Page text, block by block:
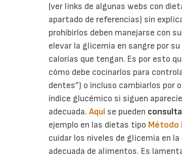
(ver links de algunas webs con
apartado de referencias) sin
prohibirlos deben manejarse con
elevar la glicemia en sangre por
calorías que tengan. Es por esto
cómo debe cocinarlos para
dentes”) o incluso cambiarlos por
índice glucémico si siguen
adecuada. Aquí se pueden
ejemplo en las dietas tipo Método
cuidar los niveles de glicemia en
adecuada de alimentos. Es